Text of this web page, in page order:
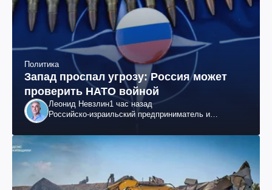
Политика
Запад проспал угрозу: Россия может
проверить НАТО войной
Леонид Невзлин1 час назад
Российско-израильский предприниматель и
"ЮКОСа"